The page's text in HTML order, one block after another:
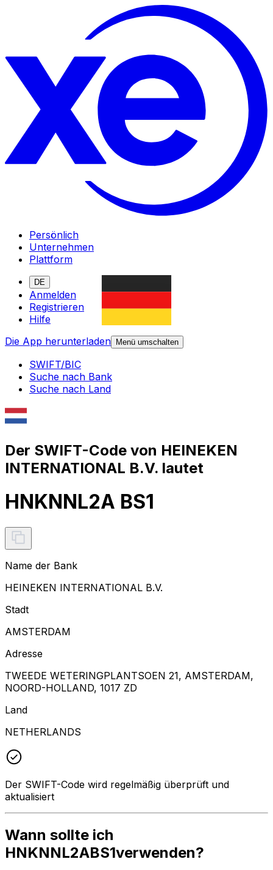
Persönlich
Unternehmen
Plattform
DE
Anmelden
Registrieren
Hilfe
Die App herunterladen
Menü umschalten
SWIFT/BIC
Suche nach Bank
Suche nach Land
Der SWIFT-Code von HEINEKEN
INTERNATIONAL B.V. lautet
HNKNNL2A BS1
Name der Bank
HEINEKEN INTERNATIONAL B.V.
Stadt
AMSTERDAM
Adresse
TWEEDE WETERINGPLANTSOEN 21, AMSTERDAM,
NOORD-HOLLAND, 1017 ZD
Land
NETHERLANDS
Der SWIFT-Code wird regelmäßig überprüft und
aktualisiert
Wann sollte ich
HNKNNL2ABS1verwenden?